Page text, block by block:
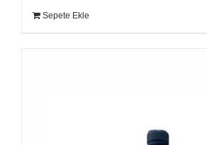
Sepete Ekle